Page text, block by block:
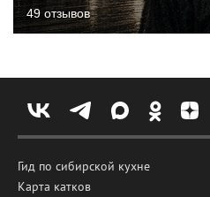
49 отзывов
Гид по сибирской кухне
Карта катков